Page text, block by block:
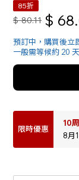
85折
$ 80.11 $
預訂中，購買後立
一般需等候約 20 天
限時優惠
10
8月